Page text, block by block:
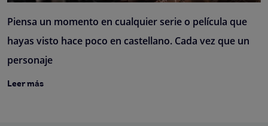
Piensa un momento en cualquier serie o película que
hayas visto hace poco en castellano. Cada vez que un
personaje
Leer más